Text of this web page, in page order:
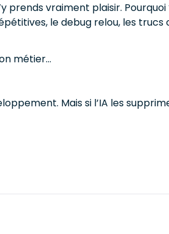
vraiment plaisir. Pourquoi
le debug relou, les trucs
métier…
Mais si l’IA les